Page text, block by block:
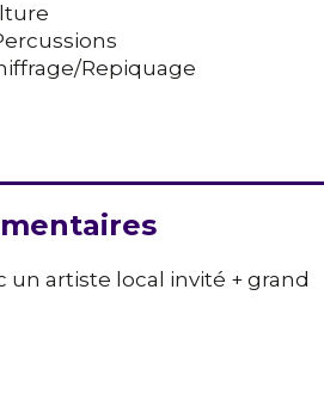
Repiquage
un artiste local invité + grand